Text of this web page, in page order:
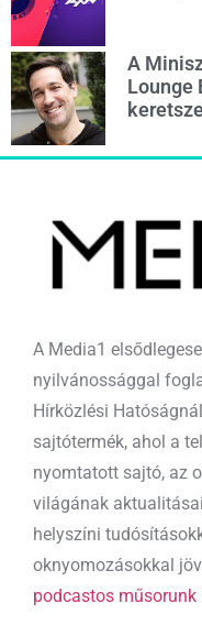
A
Lounge
A Media1
nyilvánossággal
Hírközlési
sajtótermék, ahol a
nyomtatott sajtó, az
világának
helyszíni
oknyomozásokkal
podcastos műsorunk